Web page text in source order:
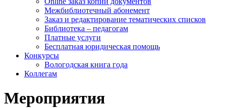
Межбиблиотечный абонемент
Заказ и редактирование тематических списков
Библиотека – педагогам
Платные услуги
Бесплатная юридическая помощь
Конкурсы
Вологодская книга года
Коллегам
Мероприятия